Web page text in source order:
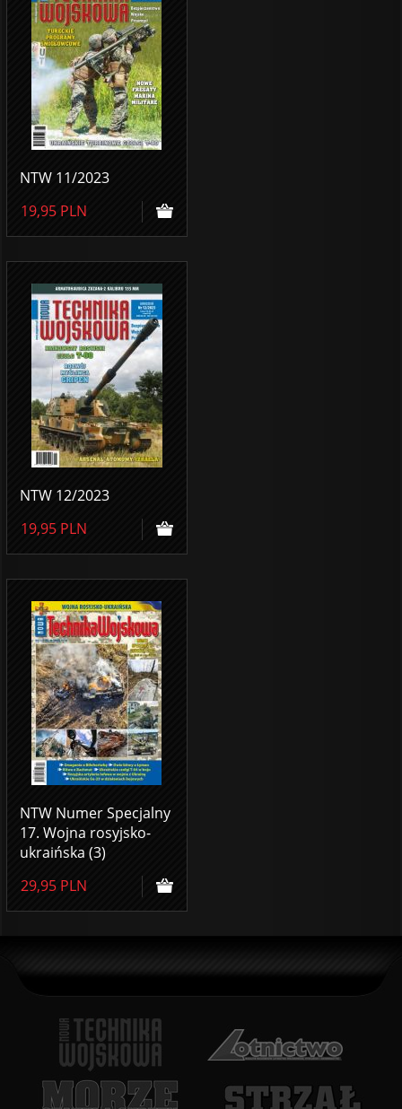
NTW 11/2023
19,95 PLN
NTW 12/2023
19,95 PLN
NTW Numer Specjalny
17. Wojna rosyjsko-
ukraińska (3)
29,95 PLN